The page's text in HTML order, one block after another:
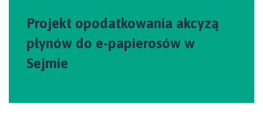
Projekt opodatkowania akcyzą
płynów do e-papierosów w
Sejmie